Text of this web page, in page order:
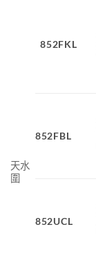
天水
圍
852FKL
852FBL
852UCL